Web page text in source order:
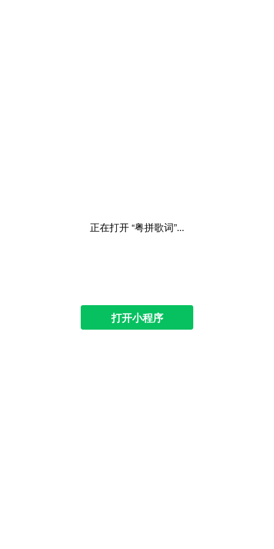
正在打开 “粤拼歌词”...
打开小程序